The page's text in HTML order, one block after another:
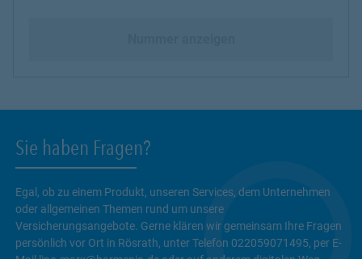
Sie haben Fragen?
Egal, ob zu einem Produkt, unseren Services, dem Unternehmen
oder allgemeinen Themen rund um unsere
Versicherungsangebote. Gerne klären wir gemeinsam Ihre Fragen
persönlich vor Ort in Rösrath, unter Telefon 022059071495, per E-